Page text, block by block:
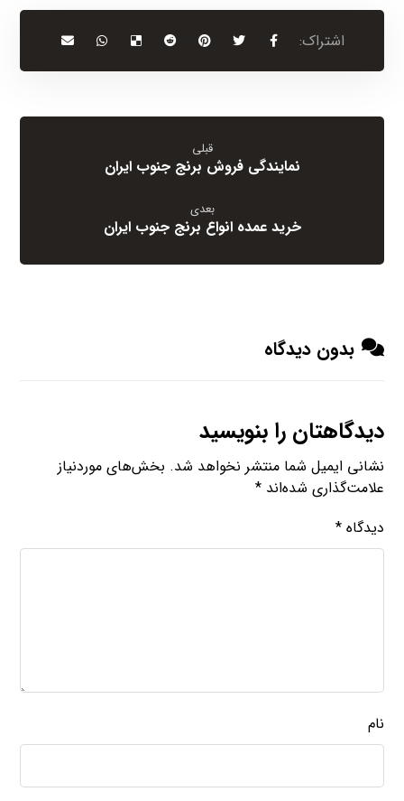
قبلی
نمایندگی فروش برنج جنوب ایران
بعدی
خرید عمده انواع برنج جنوب ایران
بدون دیدگاه
دیدگاهتان را بنویسید
نشانی ایمیل شما منتشر نخواهد شد. بخش‌های موردنیاز
علامت‌گذاری شده‌اند*
دیدگاه*
نام